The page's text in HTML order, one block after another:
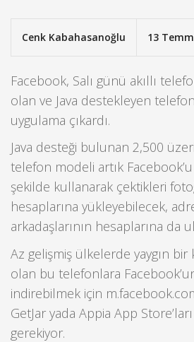
Cenk Kabahasanoğlu 13
Facebook, Salı günü akıllı
olan ve Java destekleyen
uygulama çıkardı.
Java desteği bulunan 2,500
telefon modeli artık
şekilde kullanarak çektikleri
hesaplarına yükleyebilecek,
arkadaşlarının hesaplarına da
Az gelişmiş ülkelerde yaygın bir
olan bu telefonlara
indirebilmek için
GetJar yada Appia App
gerekiyor.